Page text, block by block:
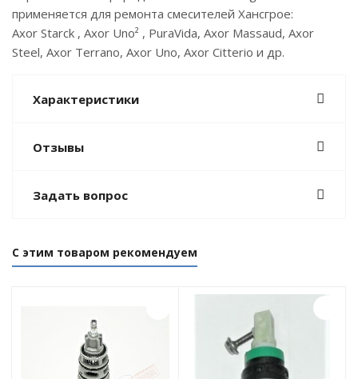
применяется для ремонта смесителей Хансгрое:
Axor Starck , Axor Uno² , PuraVida, Axor Massaud, Axor
Steel, Axor Terrano, Axor Uno, Axor Citterio и др.
Характеристики
Отзывы
Задать вопрос
С этим товаром рекомендуем